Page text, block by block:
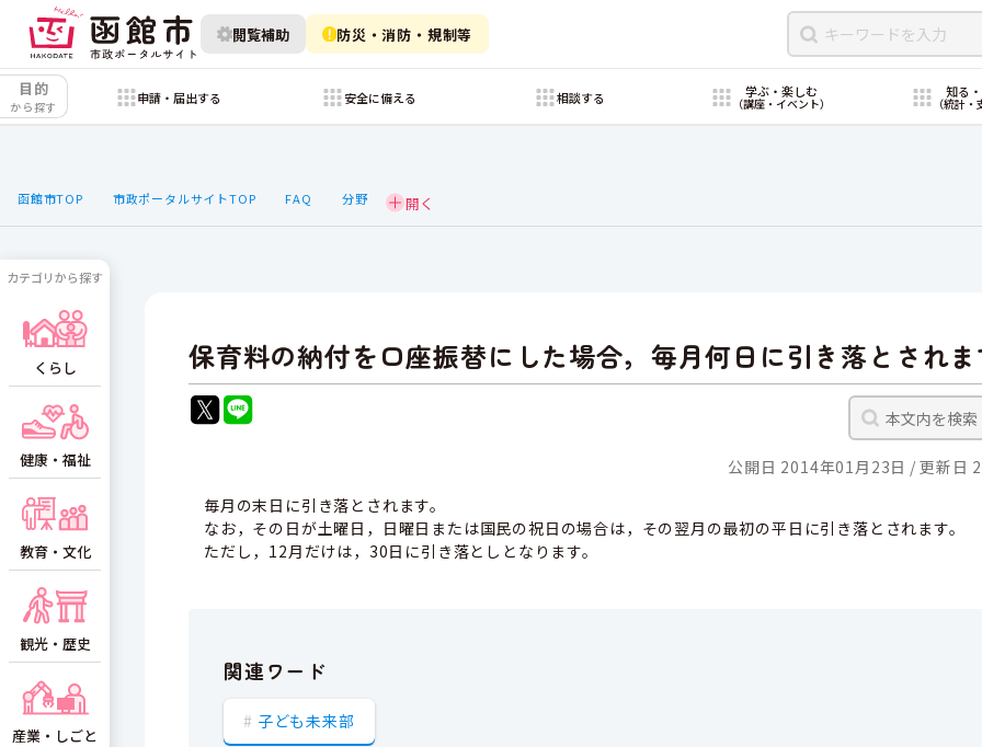
閲覧補助 防災・消防・規制等
目的
から探す
申請・届出する 安全に備える 相談する 学ぶ・楽しむ
（講座・イベント）
知る
（統計・
函館市TOP 市政ポータルサイトTOP FAQ 分野
保育料の納付を口座振替にした場合，毎月何日に引き落とされ
公開日 2014年01月23日
更新日
毎月の末日に引き落とされます。
なお，その日が土曜日，日曜日または国民の祝日の場合は，その翌月の最初の平日に引き落とされます。
ただし，12月だけは，30日に引き落としとなります。
関連ワード
子ども未来部
カテゴリから探す
くらし
健康・福祉
教育・文化
観光・歴史
産業・しごと